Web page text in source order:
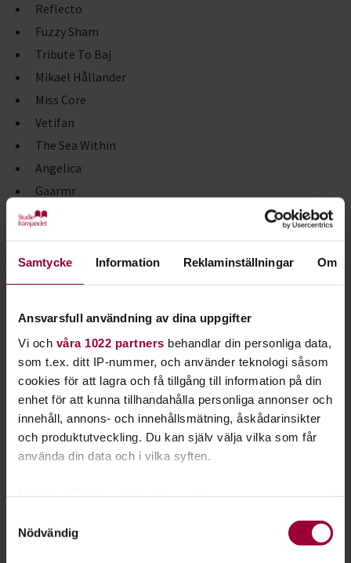
Samtycke Information Reklaminställningar Om
Ansvarsfull användning av dina uppgifter
Vi och våra 1022 partners behandlar din personliga data,
som t.ex. ditt IP-nummer, och använder teknologi såsom
cookies för att lagra och få tillgång till information på din
enhet för att kunna tillhandahålla personliga annonser och
innehåll, annons- och innehållsmätning, åskådarinsikter
och produktutveckling. Du kan själv välja vilka som får
använda din data och i vilka syften.
som kan ha en noggrannhet på upp till flera meter
Nödvändig
Reflecto
Fuzzy Sham
Tribute To Baj
Mikael Hållander
Miss Core
Vetifan
The Sea Within
Angelica
Gaarmr
Father of Two
Artister som fått genomslag
Livekarusellen. Det ena är rapartistenNenofrån Norrköping
som fått ett stort genomslag och visningar på YouTube,
samt dragit en stor publik till sina spelningar med sin
medryckande, berörande och svängiga hiphop.
Den andra är gruppenRevivefrån Mjölby som i hård
konkurrens blivit utvalda att spela på festivalenFuture
Echoesi februari.
har fått se många, framförallt unga, växa som människor